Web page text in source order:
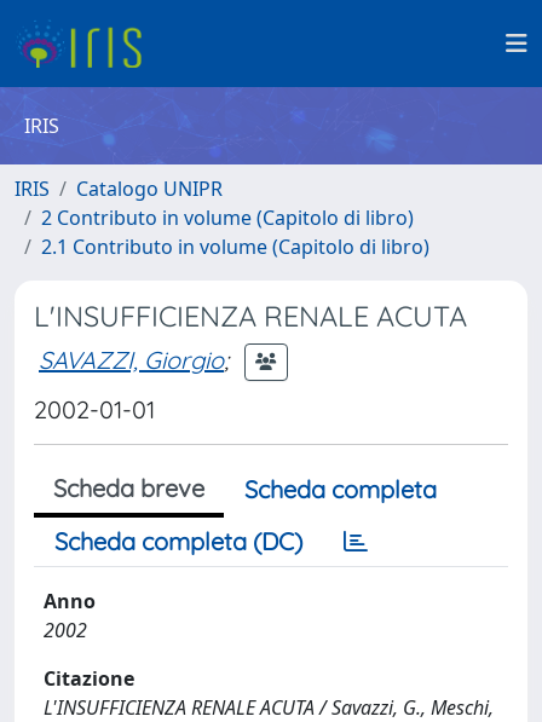
IRIS
IRIS
Catalogo UNIPR
2 Contributo in volume (Capitolo di libro)
2.1 Contributo in volume (Capitolo di libro)
L'INSUFFICIENZA RENALE ACUTA
SAVAZZI, Giorgio;
2002-01-01
Scheda breve
Scheda completa
Scheda completa (DC)
Anno
2002
Citazione
L'INSUFFICIENZA RENALE ACUTA / Savazzi, G., Meschi,